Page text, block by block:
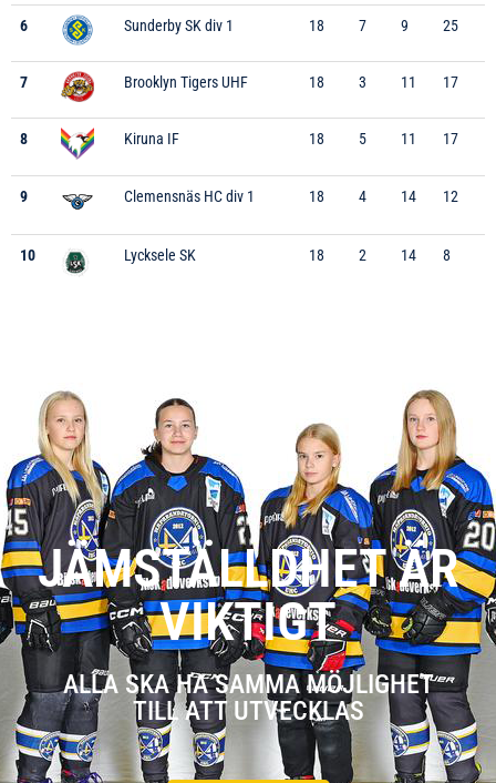
6 Sunderby SK div 1 18 7 9 25
7 Brooklyn Tigers UHF 18 3 11 17
8 Kiruna IF 18 5 11 17
9 Clemensnäs HC div 1 18 4 14 12
10 Lycksele SK 18 2 14 8
JÄMSTÄLLDHET ÄR
VIKTIGT
ALLA SKA HA SAMMA MÖJLIGHET
TILL ATT UTVECKLAS